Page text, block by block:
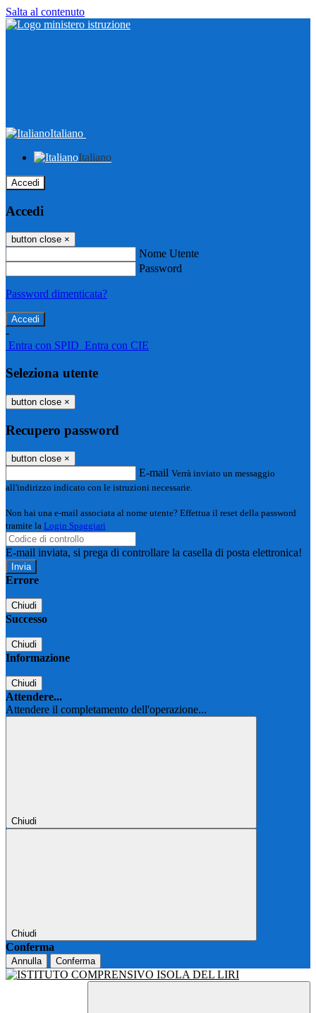
Salta al contenuto
Italiano
Italiano
Accedi
Accedi
button close ×
Nome Utente
Password
Password dimenticata?
-
Entra con SPID Entra con CIE
Seleziona utente
button close ×
Recupero password
button close ×
E-mail Verrà inviato un messaggio
all'indirizzo indicato con le istruzioni necessarie.
Non hai una e-mail associata al nome utente? Effettua il reset della password
tramite la Login Spaggiari
E-mail inviata, si prega di controllare la casella di posta elettronica!
Errore
Chiudi
Successo
Chiudi
Informazione
Chiudi
Attendere...
Attendere il completamento dell'operazione...
Chiudi
Chiudi
Conferma
Annulla Conferma